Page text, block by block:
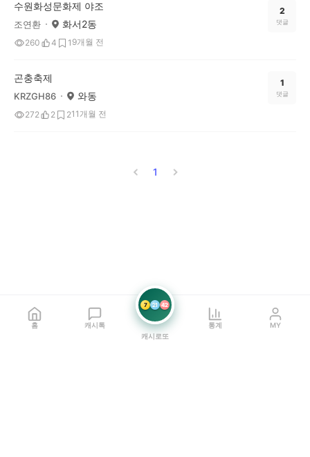
수원화성문화제 야조
조연환 화서2동
260 4 1 9개월 전
2
댓글
곤충축제
KRZGH86 와동
272 2 211개월 전
1
댓글
1
홈 캐시톡
7 21 42
캐시로또
통계 MY